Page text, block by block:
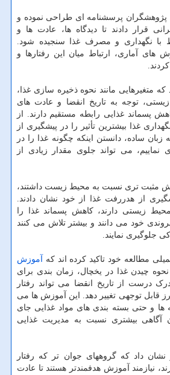
پژوهشگران پرسشنامه ای طراحی نموده و
قرار دادند تا دیدگاه ها، عادت ها و
با نگهداری و مصرف غذا سنجیده شود.
های آماری، ارتباط میان این رفتارها و
که متغیرهایی مانند نحوه ذخیره سازی غذا،
توجه به تاریخ انقضا و عادت های
پسماند غذایی رابطه مستقیم دارند. از
غذا بیشترین تأثیر را در پیشگیری از
ساده، دانستن اینکه چگونه غذا را در
نماییم، می تواند جلوی مقدار زیادی از
مثبت تری نسبت به محیط زیست داشتند،
از هدررفت غذا از خود نشان دادند.
زیستی دارند، کاهش پسماند غذا را
خود می دانند و بیشتر تلاش می کنند
جلوگیری نمایند.
مطالعه خود تاکید کرده اند که
آموزش
چیدن غذا در یخچال، زمان بندی برای
درست از تاریخ انقضا می تواند رفتار
قابل توجهی تغییر دهد. این آموزش ها می
ها و حتی بسته بندی های مواد غذایی جای
آگاهی بیشتری نسبت به مدیریت غذایی
داد که گروههای جوان تر که رفتار
نیازمند آموزش هدفمندتر هستند تا عادت